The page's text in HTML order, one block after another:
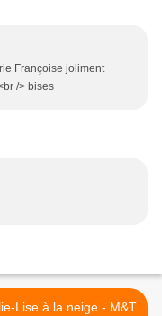
Françoise joliment
/> bises
Lise à la neige - M&T